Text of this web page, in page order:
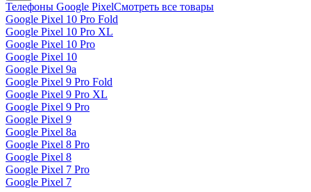
Телефоны Google PixelСмотреть все товары
Google Pixel 10 Pro Fold
Google Pixel 10 Pro XL
Google Pixel 10 Pro
Google Pixel 10
Google Pixel 9a
Google Pixel 9 Pro Fold
Google Pixel 9 Pro XL
Google Pixel 9 Pro
Google Pixel 9
Google Pixel 8a
Google Pixel 8 Pro
Google Pixel 8
Google Pixel 7 Pro
Google Pixel 7